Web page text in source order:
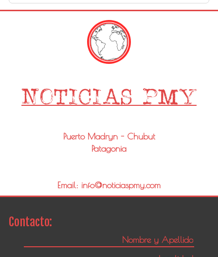
Puerto Madryn - Chubut
Patagonia
Email: info@noticiaspmy.com
Contacto: